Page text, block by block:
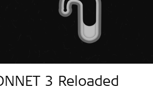
3 Reloaded